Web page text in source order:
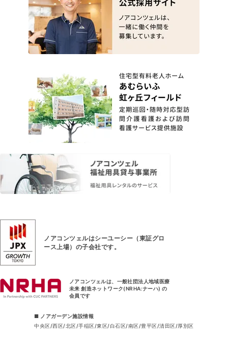
ノアコンツェルはシーユーシー（東証グロ
ース上場） の子会社です。
ノアコンツェルは、一般社団法人地域医療
未来 創造ネットワーク(NRHA:ナーハ) の
会員です
■ ノアガーデン施設情報
中央区 西区 北区 手稲区 東区 白石区 南区 豊平区 清田区 厚別区